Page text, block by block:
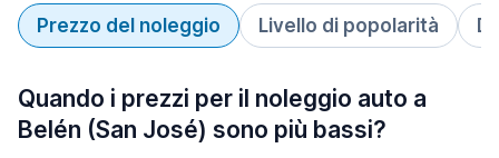
Prezzo del noleggio Livello di popolarità
Quando i prezzi per il noleggio auto a
Belén (San José) sono più bassi?